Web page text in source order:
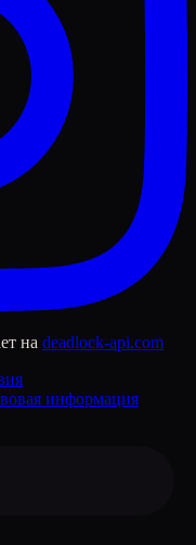
на deadlock-api.com
информация